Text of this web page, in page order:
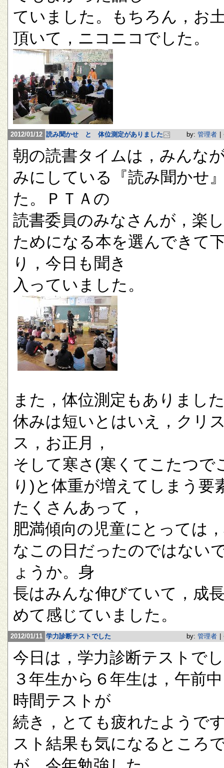
ていました。もちろん，お
頂いて，ニコニコでした。
2012/01/12 読み聞かせ と 体位測定がありました by: 管理者
朝の読書タイムは，みんな
みにしている『読み聞かせ
た。ＰＴＡの
読書委員のみなさんが，楽
ためになる本を選んできて
り，今日も聞き
入っていました。
また，体位測定もありまし
休みは短いとはいえ，クリ
ス，お正月，
そして寒さ(寒くてこたつで
り)と体重が増えてしまう要
たくさんあって，
肥満傾向の児童にとっては
なこの日だったのではない
ょうか。身
長はみんな伸びていて，成
めて感じていました。
2012/01/11 学力診断テストでした by: 管理者
今日は，学力診断テストで
３年生から６年生は，午前
時間テストが
続き，とても疲れたようで
スト結果も気になるところ